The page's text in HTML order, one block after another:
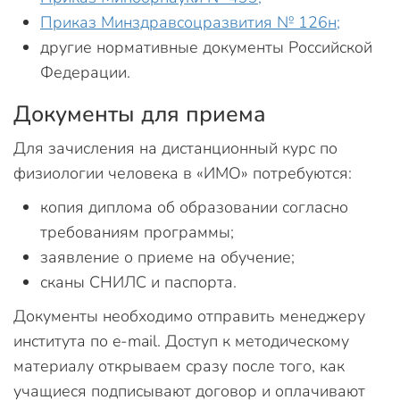
Приказ Минздравсоцразвития № 126н;
другие нормативные документы Российской
Федерации.
Документы для приема
Для зачисления на дистанционный курс по
физиологии человека в «ИМО» потребуются:
копия диплома об образовании согласно
требованиям программы;
заявление о приеме на обучение;
сканы СНИЛС и паспорта.
Документы необходимо отправить менеджеру
института по e-mail. Доступ к методическому
материалу открываем сразу после того, как
учащиеся подписывают договор и оплачивают